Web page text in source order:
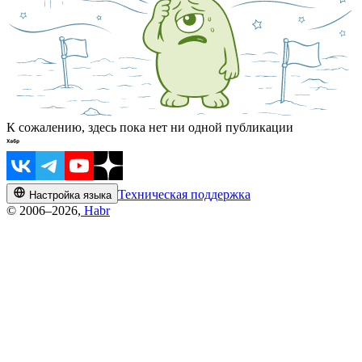
К сожалению, здесь пока нет ни одной публикации
Настройка языка Техническая поддержка
© 2006–2026, Habr